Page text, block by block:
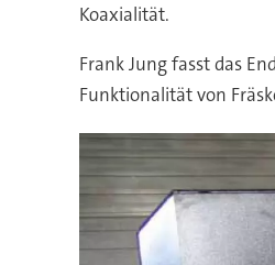
Koaxialität.
Frank Jung fasst das
Funktionalität von